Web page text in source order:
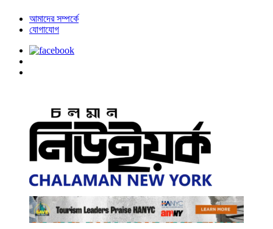
আমাদের সম্পর্কে
যোগাযোগ